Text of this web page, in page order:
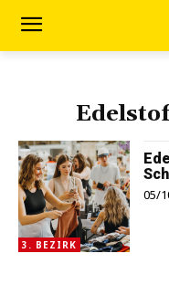
3. BEZIRK
05/